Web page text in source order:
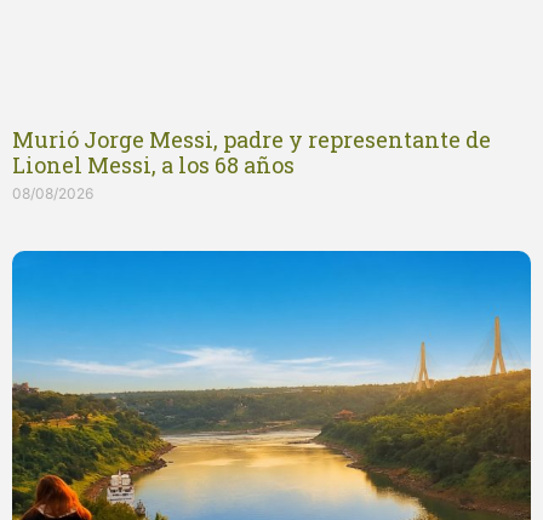
Murió Jorge Messi, padre y representante de
Lionel Messi, a los 68 años
08/08/2026